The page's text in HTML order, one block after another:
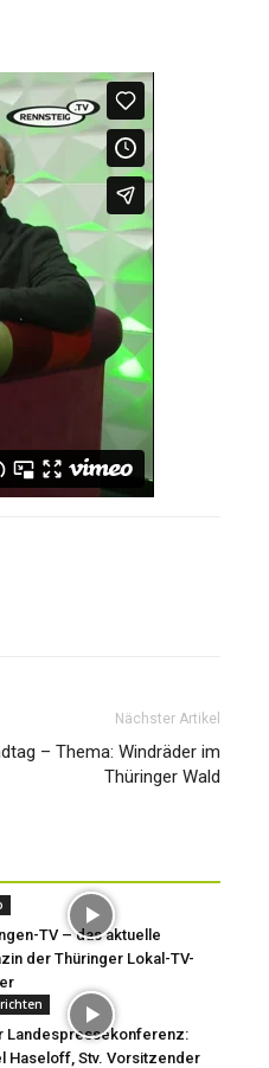
Nächster Artikel
– Thema: Windräder im
Thüringer Wald
TV – das aktuelle
der Thüringer Lokal-TV-
Landespressekonferenz:
Haseloff, Stv. Vorsitzender